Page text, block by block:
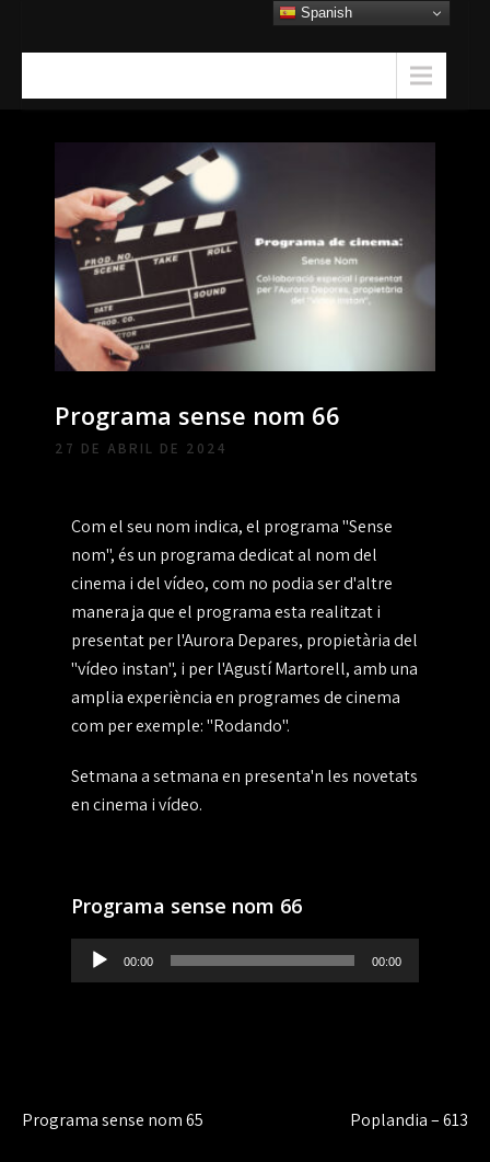
Programa sense nom 66
27 DE ABRIL DE 2024
Com el seu nom indica, el programa "Sense
nom", és un programa dedicat al nom del
cinema i del vídeo, com no podia ser d'altre
manera ja que el programa esta realitzat i
presentat per l'Aurora Depares, propietària del
"vídeo instan", i per l'Agustí Martorell, amb una
amplia experiència en programes de cinema
com per exemple: "Rodando".
Setmana a setmana en presenta'n les novetats
en cinema i vídeo.
Programa sense nom 66
Reproductor
de
00:00 00:00
Navegación
Programa sense nom 65 Poplandia – 613
Spanish